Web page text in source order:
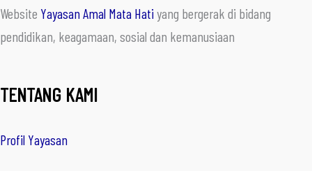
Website Yayasan Amal Mata Hatiyang bergerak di bidang
pendidikan, keagamaan, sosial dan kemanusiaan
TENTANG KAMI
Profil Yayasan